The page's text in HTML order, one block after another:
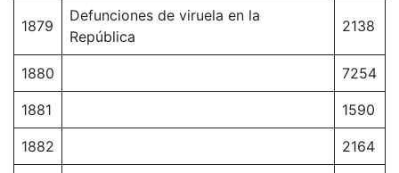
1879
Defunciones de viruela en la
República
2138
1880 7254
1881 1590
1882 2164